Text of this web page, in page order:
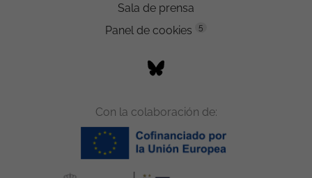
Sala de prensa
Panel de cookies
5
Con la colaboración de: